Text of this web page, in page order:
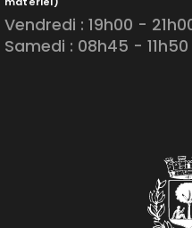
Vendredi : 19h00 -
Samedi : 08h45 - 11h50